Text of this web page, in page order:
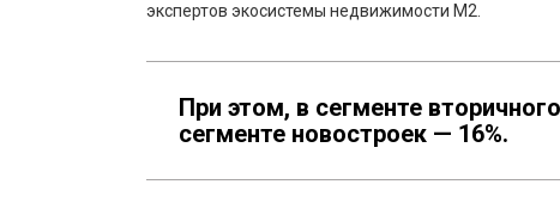
экспертов экосистемы недвижимости М2.
При этом, в сегменте
сегменте новостроек — 16%.